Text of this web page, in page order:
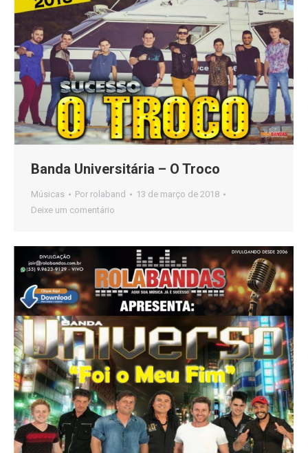
Banda Universitária – O Troco
Músicas Por rolaband
13 de março de 2018
Deixe um comentário